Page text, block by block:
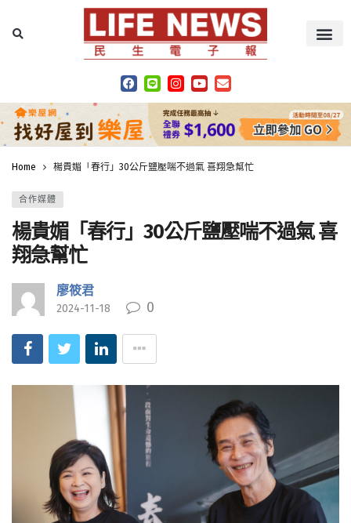
Home 楊貴媚「春行」30公斤鹽壓喘不過氣 喜翔急幫忙
合作媒體
楊貴媚「春行」30公斤鹽壓喘不過氣 喜
翔急幫忙
廖筱君
2024-11-18 0